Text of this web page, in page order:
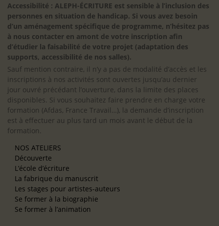
Accessibilité : ALEPH-ÉCRITURE est sensible à l’inclusion des
personnes en situation de handicap. Si vous avez besoin
d’un aménagement spécifique de programme, n’hésitez pas
à nous contacter en amont de votre inscription afin
d’étudier la faisabilité de votre projet (adaptation des
supports, accessibilité de nos salles).
Sauf mention contraire, il n’y a pas de modalité d’accès et les
inscriptions à nos activités sont ouvertes jusqu’au dernier
jour ouvré précédant l’ouverture, dans la limite des places
disponibles. Si vous souhaitez faire prendre en charge votre
formation (Afdas, France Travail…), la demande d’inscription
est à effectuer au plus tard un mois avant le début de la
formation.
NOS ATELIERS
Découverte
L’école d’écriture
La fabrique du manuscrit
Les stages pour artistes-auteurs
Se former à la biographie
Se former à l’animation